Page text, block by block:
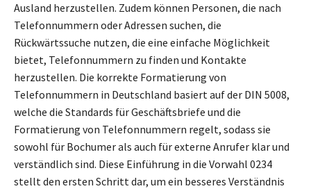
Ausland herzustellen. Zudem können Personen, die nach
Telefonnummern oder Adressen suchen, die
Rückwärtssuche nutzen, die eine einfache Möglichkeit
bietet, Telefonnummern zu finden und Kontakte
herzustellen. Die korrekte Formatierung von
Telefonnummern in Deutschland basiert auf der DIN 5008,
welche die Standards für Geschäftsbriefe und die
Formatierung von Telefonnummern regelt, sodass sie
sowohl für Bochumer als auch für externe Anrufer klar und
verständlich sind. Diese Einführung in die Vorwahl 0234
stellt den ersten Schritt dar, um ein besseres Verständnis